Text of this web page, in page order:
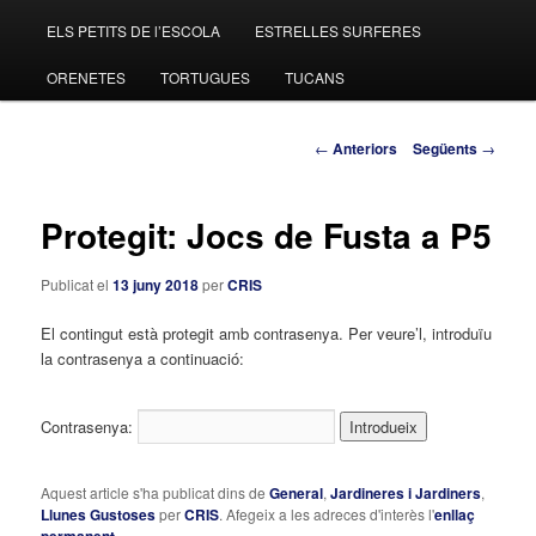
al
contingut
ELS PETITS DE l’ESCOLA ESTRELLES SURFERES
ORENETES TORTUGUES TUCANS
Navegació
← Anteriors Següents →
Protegit: Jocs de Fusta a P5
Publicat el13 juny 2018perCRIS
El contingut està protegit amb contrasenya. Per veure’l, introduïu
la contrasenya a continuació:
Contrasenya:
Aquest article s'ha publicat dins deGeneral,Jardineres i Jardiners,
Llunes GustosesperCRIS. Afegeix a les adreces d'interès l'enllaç